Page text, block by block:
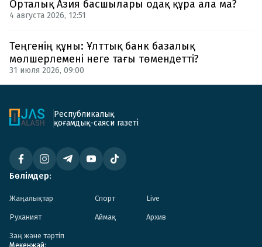
Орталық Азия басшылары одақ құра ала ма?
4 августа 2026, 12:51
Теңгенің құны: Ұлттық банк базалық
мөлшерлемені неге тағы төмендетті?
31 июля 2026, 09:00
Республикалық
қоғамдық-саяси газеті
Бөлімдер:
Жаңалықтар Спорт Live
Руханият Аймақ Архив
Заң және тәртіп
Мекенжай: